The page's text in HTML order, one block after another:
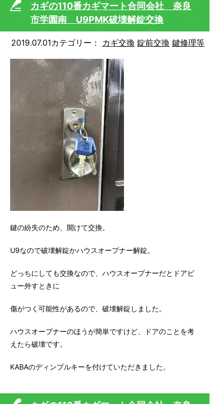
カギの110番カギマート合同会社 奈良
市学園南 U9PMK破壊解錠交換
2019.07.01カテゴリー： カギ交換 錠前交換 鍵修理等
鍵の紛失のため、開けて交換。
U9なので破壊解錠かハウスオープナー解錠。
どっちにしても交換なので、ハウスオープナーだとドアビ
ュー外すときに
傷がつく可能性があるので、破壊解錠しました。
ハウスオープナーのほうが簡単ですけど、ドアのことを考
えたら破壊です。
KABAのディンプルキーを付けていただきました。